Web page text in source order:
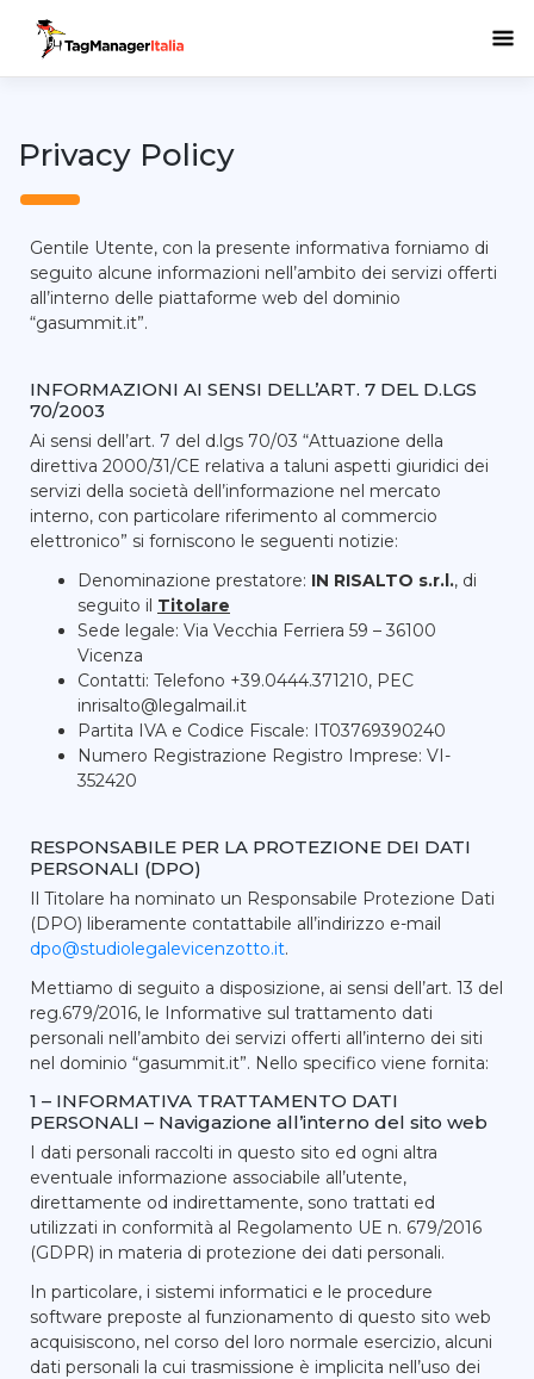
Privacy Policy
Gentile Utente, con la presente informativa forniamo di
seguito alcune informazioni nell’ambito dei servizi offerti
all’interno delle piattaforme web del dominio
“gasummit.it”.
INFORMAZIONI AI SENSI DELL’ART. 7 DEL D.LGS
70/2003
Ai sensi dell’art. 7 del d.lgs 70/03 “Attuazione della
direttiva 2000/31/CE relativa a taluni aspetti giuridici dei
servizi della società dell’informazione nel mercato
interno, con particolare riferimento al commercio
elettronico” si forniscono le seguenti notizie:
Denominazione prestatore: IN RISALTO s.r.l., di
seguito il Titolare
Sede legale: Via Vecchia Ferriera 59 – 36100
Vicenza
Contatti: Telefono +39.0444.371210, PEC
inrisalto@legalmail.it
Partita IVA e Codice Fiscale: IT03769390240
Numero Registrazione Registro Imprese: VI-
352420
RESPONSABILE PER LA PROTEZIONE DEI DATI
PERSONALI (DPO)
Il Titolare ha nominato un Responsabile Protezione Dati
(DPO) liberamente contattabile all’indirizzo e-mail
dpo@studiolegalevicenzotto.it.
Mettiamo di seguito a disposizione, ai sensi dell’art. 13 del
reg.679/2016, le Informative sul trattamento dati
personali nell’ambito dei servizi offerti all’interno dei siti
nel dominio “gasummit.it”. Nello specifico viene fornita:
1 – INFORMATIVA TRATTAMENTO DATI
PERSONALI – Navigazione all’interno del sito web
I dati personali raccolti in questo sito ed ogni altra
eventuale informazione associabile all’utente,
direttamente od indirettamente, sono trattati ed
utilizzati in conformità al Regolamento UE n. 679/2016
(GDPR) in materia di protezione dei dati personali.
In particolare, i sistemi informatici e le procedure
software preposte al funzionamento di questo sito web
acquisiscono, nel corso del loro normale esercizio, alcuni
dati personali la cui trasmissione è implicita nell’uso dei